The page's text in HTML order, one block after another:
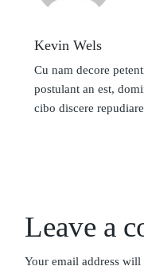
Kevin Wels
Cu nam decore
postulant an est,
cibo discere
Leave a
Your email address